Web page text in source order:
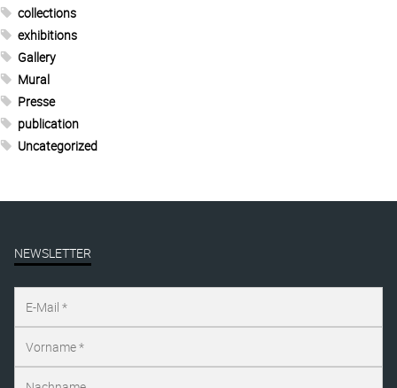
collections
exhibitions
Gallery
Mural
Presse
publication
Uncategorized
NEWSLETTER